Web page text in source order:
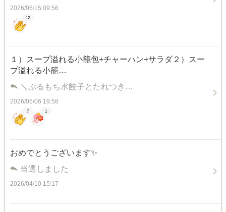
2026/06/15 09:56
12
１）スープ溢れる小籠包+チャーハン+サラダ２）スー
プ溢れる小籠…
＼ぷるもち水餃子とたれつき…
2026/05/06 19:58
7 1
おめでとうございます✨
当選しました
2026/04/10 15:17